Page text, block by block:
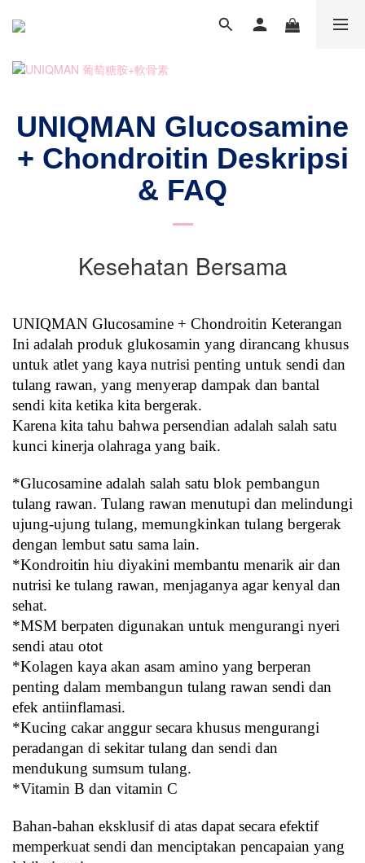
UNIQMAN Glucosamine
+ Chondroitin Deskripsi
& FAQ
Kesehatan Bersama
UNIQMAN Glucosamine + Chondroitin Keterangan
Ini adalah produk glukosamin yang dirancang khusus
untuk atlet yang kaya nutrisi penting untuk sendi dan
tulang rawan, yang menyerap dampak dan bantal
sendi kita ketika kita bergerak.
Karena kita tahu bahwa persendian adalah salah satu
kunci kinerja olahraga yang baik.
*Glucosamine adalah salah satu blok pembangun
tulang rawan. Tulang rawan menutupi dan melindungi
ujung-ujung tulang, memungkinkan tulang bergerak
dengan lembut satu sama lain.
*Kondroitin hiu diyakini membantu menarik air dan
nutrisi ke tulang rawan, menjaganya agar kenyal dan
sehat.
*MSM berpaten digunakan untuk mengurangi nyeri
sendi atau otot
*Kolagen kaya akan asam amino yang berperan
penting dalam membangun tulang rawan sendi dan
efek antiinflamasi.
*Kucing cakar anggur secara khusus mengurangi
peradangan di sekitar tulang dan sendi dan
mendukung sumsum tulang.
*Vitamin B dan vitamin C
Bahan-bahan eksklusif di atas dapat secara efektif
memperkuat sendi dan menciptakan pencapaian yang